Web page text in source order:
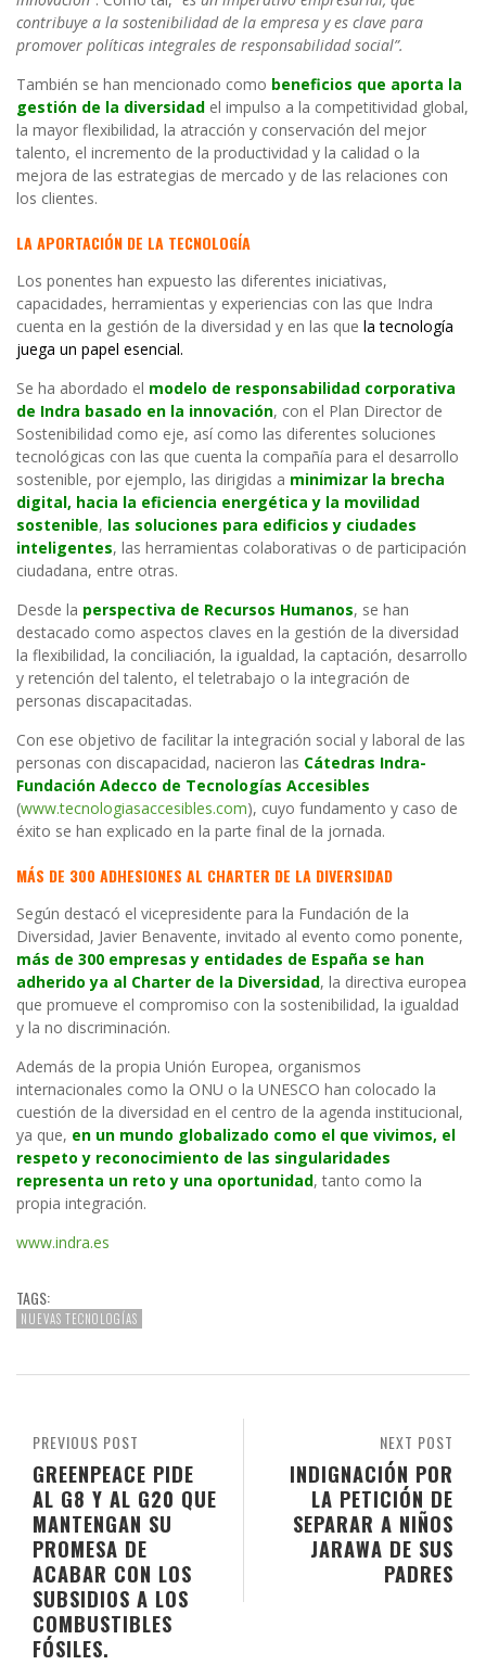
contribuye a la sostenibilidad de la empresa y es clave para
promover políticas integrales de responsabilidad social”.
También se han mencionado como beneficios que aporta la
gestión de la diversidad el impulso a la competitividad global,
la mayor flexibilidad, la atracción y conservación del mejor
talento, el incremento de la productividad y la calidad o la
mejora de las estrategias de mercado y de las relaciones con
los clientes.
LA APORTACIÓN DE LA TECNOLOGÍA
Los ponentes han expuesto las diferentes iniciativas,
capacidades, herramientas y experiencias con las que Indra
cuenta en la gestión de la diversidad y en las que la tecnología
juega un papel esencial.
Se ha abordado el modelo de responsabilidad corporativa
de Indra basado en la innovación, con el Plan Director de
Sostenibilidad como eje, así como las diferentes soluciones
tecnológicas con las que cuenta la compañía para el desarrollo
sostenible, por ejemplo, las dirigidas a minimizar la brecha
digital, hacia la eficiencia energética y la movilidad
sostenible, las soluciones para edificios y ciudades
inteligentes, las herramientas colaborativas o de participación
ciudadana, entre otras.
Desde la perspectiva de Recursos Humanos, se han
destacado como aspectos claves en la gestión de la diversidad
la flexibilidad, la conciliación, la igualdad, la captación, desarrollo
y retención del talento, el teletrabajo o la integración de
personas discapacitadas.
Con ese objetivo de facilitar la integración social y laboral de las
personas con discapacidad, nacieron las Cátedras Indra-
Fundación Adecco de Tecnologías Accesibles
(www.tecnologiasaccesibles.com), cuyo fundamento y caso de
éxito se han explicado en la parte final de la jornada.
MÁS DE 300 ADHESIONES AL CHARTER DE LA DIVERSIDAD
Según destacó el vicepresidente para la Fundación de la
Diversidad, Javier Benavente, invitado al evento como ponente,
más de 300 empresas y entidades de España se han
adherido ya al Charter de la Diversidad, la directiva europea
que promueve el compromiso con la sostenibilidad, la igualdad
y la no discriminación.
Además de la propia Unión Europea, organismos
internacionales como la ONU o la UNESCO han colocado la
cuestión de la diversidad en el centro de la agenda institucional,
ya que, en un mundo globalizado como el que vivimos, el
respeto y reconocimiento de las singularidades
representa un reto y una oportunidad, tanto como la
propia integración.
www.indra.es
TAGS:
NUEVAS TECNOLOGÍAS
NEXT POST
INDIGNACIÓN POR
LA PETICIÓN DE
SEPARAR A NIÑOS
JARAWA DE SUS
PADRES
PREVIOUS POST
GREENPEACE PIDE
AL G8 Y AL G20 QUE
MANTENGAN SU
PROMESA DE
ACABAR CON LOS
SUBSIDIOS A LOS
COMBUSTIBLES
FÓSILES.